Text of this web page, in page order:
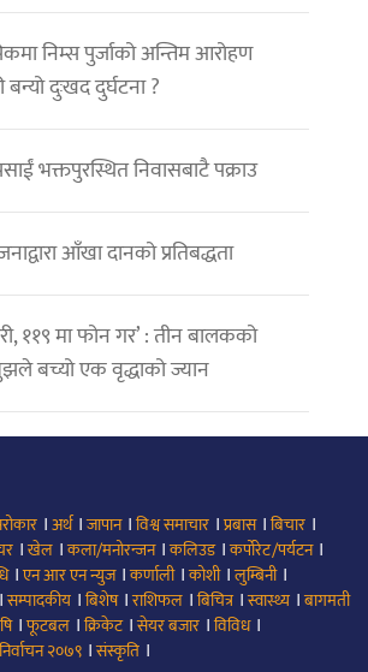
निम्स पुर्जाको अन्तिम आरोहण
दुःखद दुर्घटना ?
भक्तपुरस्थित निवासबाटै पक्राउ
आँखा दानको प्रतिबद्धता
११९ मा फोन गर’ : तीन बालकको
बच्यो एक वृद्धाको ज्यान
।अर्थ।जापान।विश्व समाचार ।प्रबास।बिचार ।
।खेल ।कला/मनोरन्जन।कलिउड।कर्पोरेट/पर्यटन।
।एन आर एन न्युज।कर्णाली।कोशी।लुम्बिनी।
सम्पादकीय ।बिशेष।राशिफल ।बिचित्र।स्वास्थ्य ।बागमती
।फूटबल ।क्रिकेट।सेयर बजार ।विविध।
२०७९ ।संस्कृति ।